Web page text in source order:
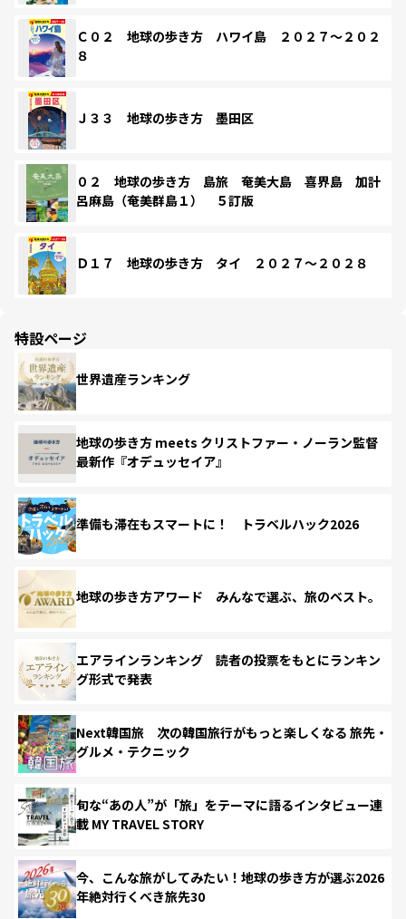
Ｃ０２ 地球の歩き方 ハワイ島 ２０２７～２０２
８
Ｊ３３ 地球の歩き方 墨田区
０２ 地球の歩き方 島旅 奄美大島 喜界島 加計
呂麻島（奄美群島１） ５訂版
Ｄ１７ 地球の歩き方 タイ ２０２７～２０２８
特設ページ
世界遺産ランキング
地球の歩き方 meets クリストファー・ノーラン監督
最新作『オデュッセイア』
準備も滞在もスマートに！ トラベルハック2026
地球の歩き方アワード みんなで選ぶ、旅のベスト。
エアラインランキング 読者の投票をもとにランキン
グ形式で発表
Next韓国旅 次の韓国旅行がもっと楽しくなる 旅先・
グルメ・テクニック
旬な“あの人”が「旅」をテーマに語るインタビュー連
載 MY TRAVEL STORY
今、こんな旅がしてみたい！地球の歩き方が選ぶ2026
年絶対行くべき旅先30